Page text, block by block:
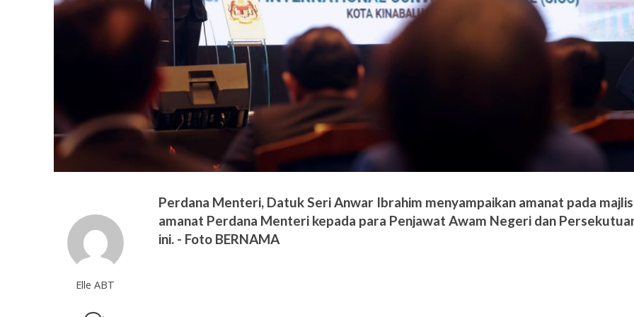
Elle ABT
Perdana Menteri, Datuk Seri Anwar Ibrahim menyampaikan amanat pada majlis
amanat Perdana Menteri kepada para Penjawat Awam Negeri dan
ini. - Foto BERNAMA